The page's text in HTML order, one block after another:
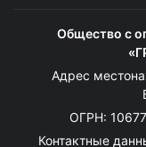
Общество с
Адрес
ОГРН:
Контактные